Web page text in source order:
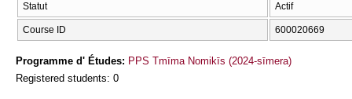
Statut Actif
Course ID 600020669
Programme d' Études: PPS Tmīma Nomikīs (2024-sīmera)
Registered students: 0